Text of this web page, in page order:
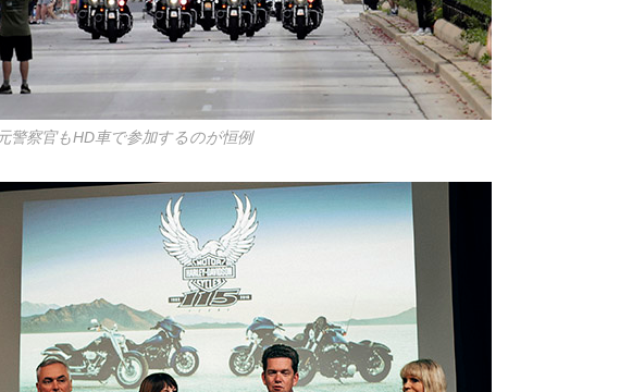
警察官もHD車で参加するのが恒例